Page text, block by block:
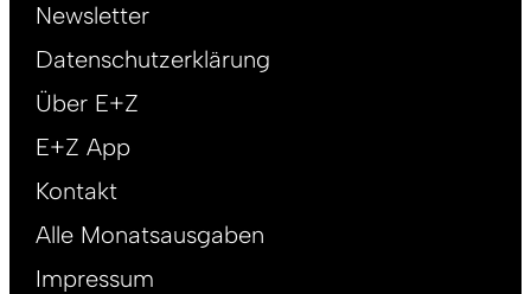
DE
Newsletter
Datenschutzerklärung
Über E+Z
E+Z App
Kontakt
Alle Monatsausgaben
Impressum